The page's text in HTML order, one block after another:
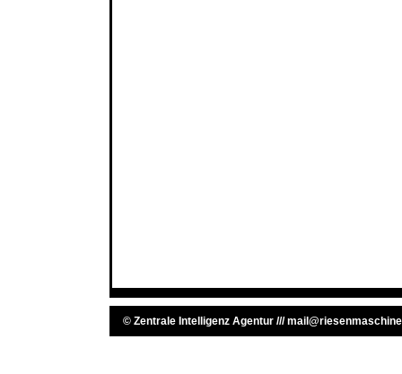
© Zentrale Intelligenz Agentur ///